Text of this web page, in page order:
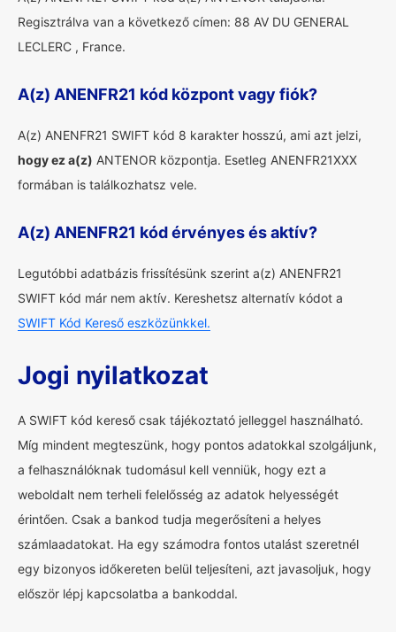
Regisztrálva van a következő címen: 88 AV DU GENERAL
LECLERC , France.
A(z) ANENFR21 kód központ vagy fiók?
A(z) ANENFR21 SWIFT kód 8 karakter hosszú, ami azt jelzi,
hogy ez a(z) ANTENOR központja. Esetleg ANENFR21XXX
formában is találkozhatsz vele.
A(z) ANENFR21 kód érvényes és aktív?
Legutóbbi adatbázis frissítésünk szerint a(z) ANENFR21
SWIFT kód már nem aktív. Kereshetsz alternatív kódot a
SWIFT Kód Kereső eszközünkkel.
Jogi nyilatkozat
A SWIFT kód kereső csak tájékoztató jelleggel használható.
Míg mindent megteszünk, hogy pontos adatokkal szolgáljunk,
a felhasználóknak tudomásul kell venniük, hogy ezt a
weboldalt nem terheli felelősség az adatok helyességét
érintően. Csak a bankod tudja megerősíteni a helyes
számlaadatokat. Ha egy számodra fontos utalást szeretnél
egy bizonyos időkereten belül teljesíteni, azt javasoljuk, hogy
először lépj kapcsolatba a bankoddal.